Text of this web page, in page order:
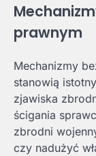
prawnym
Mechanizmy
stanowią
zjawiska
ścigania
zbrodni
czy nadużyć